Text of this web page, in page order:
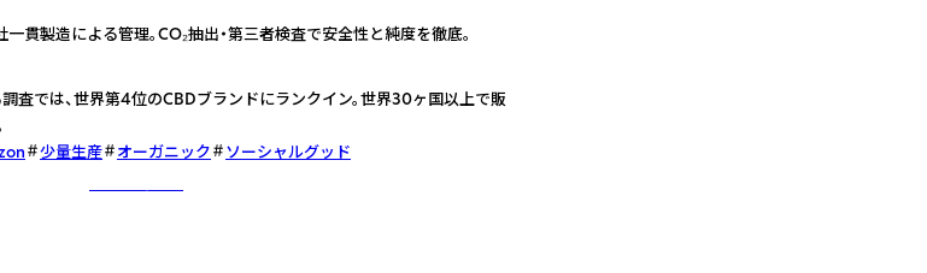
貫製造による管理。CO₂抽出・第三者検査で安全性と純度を徹底。
では、世界第4位のCBDブランドにランクイン。世界30ヶ国以上で販
少量生産 オーガニック
ソーシャルグッド